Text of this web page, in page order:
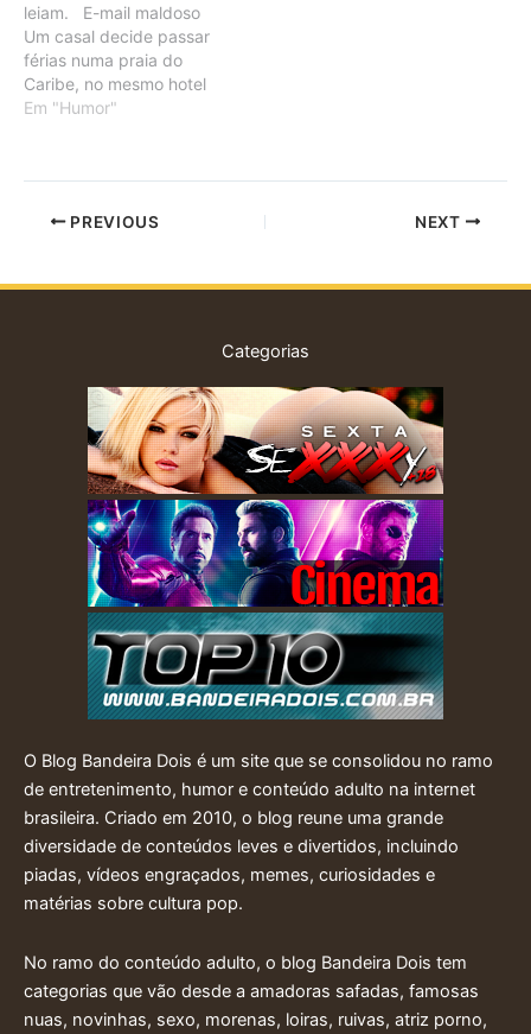
leiam. E-mail maldoso
Um casal decide passar
férias numa praia do
Caribe, no mesmo hotel
onde passaram a lua de
mulher não pode viajar
para ir uns dias depois.
Em "Humor"
PREVIOUS NEXT
Categorias
O Blog Bandeira Dois é um site que se consolidou no ramo
de entretenimento, humor e conteúdo adulto na internet
brasileira. Criado em 2010, o blog reune uma grande
diversidade de conteúdos leves e divertidos, incluindo
piadas, vídeos engraçados, memes, curiosidades e
matérias sobre cultura pop.
No ramo do conteúdo adulto, o blog Bandeira Dois tem
categorias que vão desde a amadoras safadas, famosas
nuas, novinhas, sexo, morenas, loiras, ruivas, atriz porno,